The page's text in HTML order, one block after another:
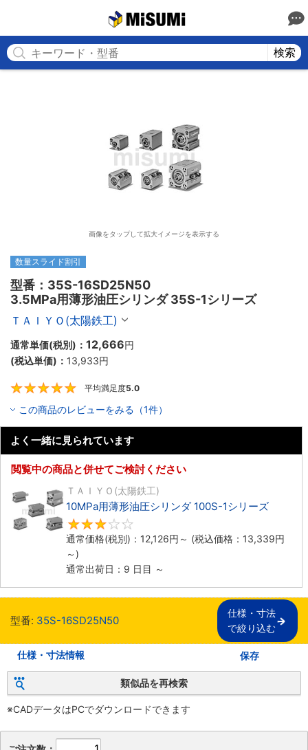
検索
画像をタップして拡大イメージを表示する
数量スライド割引
型番：35S-16SD25N50
3.5MPa用薄形油圧シリンダ 35S-1シリーズ
ＴＡＩＹＯ(太陽鉄工)
通常単価(税別)： 12,666円
(税込単価)： 13,933円
平均満足度5.0
この商品のレビューをみる（1件）
よく一緒に見られています
閲覧中の商品と併せてご検討ください
ＴＡＩＹＯ(太陽鉄工)
10MPa用薄形油圧シリンダ 100S-1シリーズ
通常価格(税別)： 12,126円 ～ (税込価格： 13,339円
～)
通常出荷日：9 日目 ～
型番: 35S-16SD25N50
仕様・寸法
で絞り込む
仕様・寸法情報 保存
類似品を再検索
※CADデータはPCでダウンロードできます